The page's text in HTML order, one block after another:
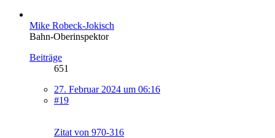
Mike Robeck-Jokisch
Bahn-Oberinspektor
Beiträge
651
27. Februar 2024 um 06:16
#19
Zitat von 970-316